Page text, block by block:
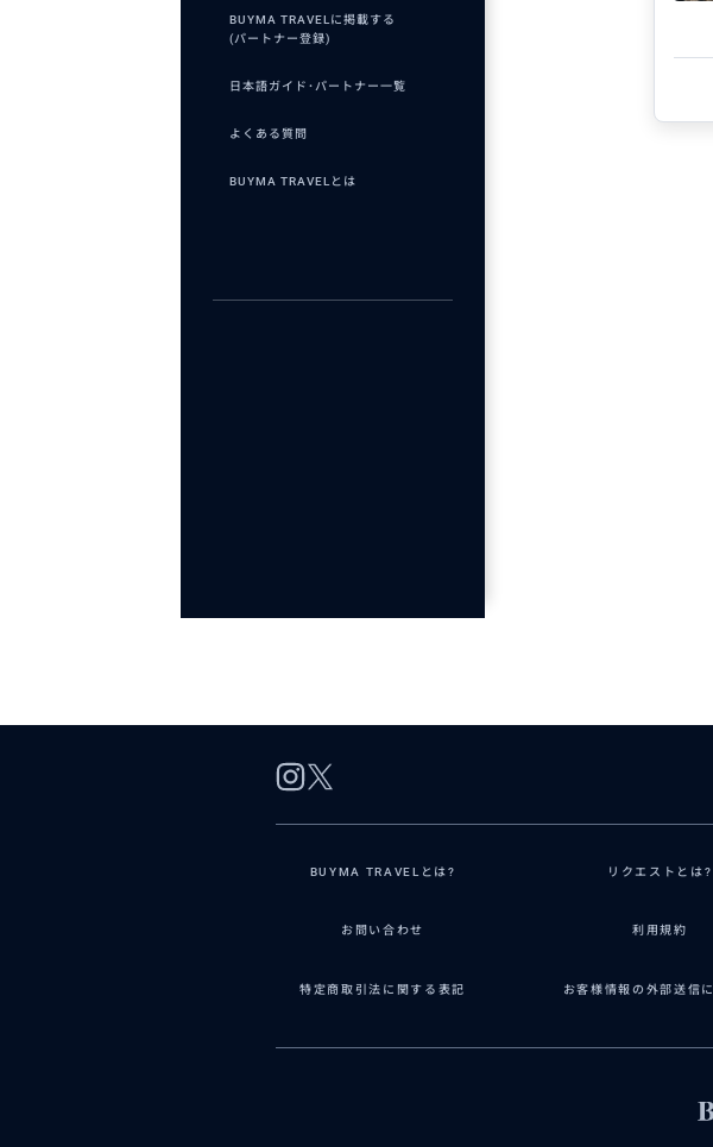
BUYMA TRAVELとは? リクエストとは?
お問い合わせ 利用規約
特定商取引法に関する表記 お客様情報の外部送信
BUYMA TRAVELに掲載する
(パートナー登録)
日本語ガイド･パートナー一覧
よくある質問
BUYMA TRAVELとは